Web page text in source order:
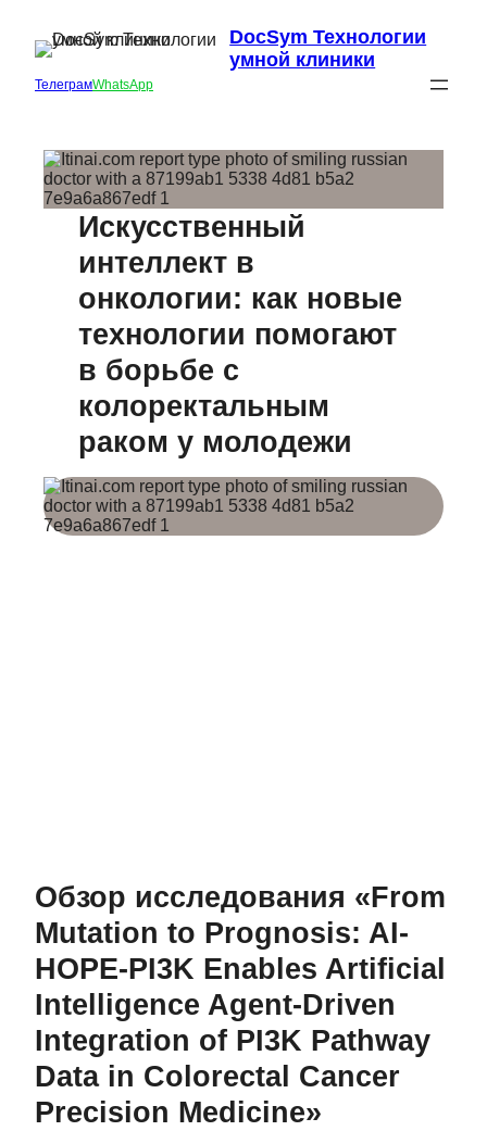
DocSym Технологии
умной клиники
ТелеграмWhatsApp
Искусственный
интеллект в
онкологии: как новые
технологии помогают
в борьбе с
колоректальным
раком у молодежи
Обзор исследования «From
Mutation to Prognosis: AI-
HOPE-PI3K Enables Artificial
Intelligence Agent-Driven
Integration of PI3K Pathway
Data in Colorectal Cancer
Precision Medicine»